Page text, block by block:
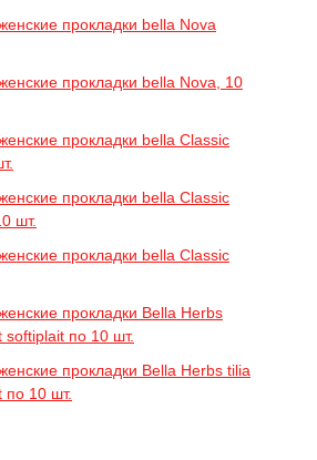
прокладки bella Nova
прокладки bella Nova, 10
прокладки bella Classic
прокладки bella Classic
шт.
прокладки bella Classic
прокладки Bella Herbs
по 10 шт.
прокладки Bella Herbs tilia
по 10 шт.